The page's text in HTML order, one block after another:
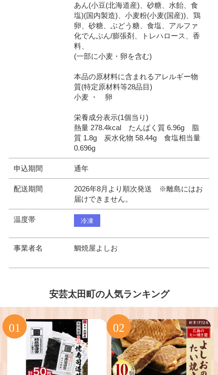
あん(小豆(北海道産)、砂糖、水飴、食
塩)(国内製造)、小麦粉(小麦(国産))、鶏
卵、砂糖、ぶどう糖、食塩、アルファ
化でんぷん/膨張剤、トレハロース、香
料、
(一部に小麦・卵を含む)
本品の原材料に含まれるアレルギー物
質(特定原材料等28品目)
小麦 ・ 卵
栄養成分表示(1個当り)
熱量 278.4kcal たんぱく質 6.96g 脂
質 1.8g 炭水化物 58.44g 食塩相当量
0.696g
申込期間 通年
配送期間
2026年8月より順次発送 ※離島にはお
届けできません。
温度帯 冷凍
事業者名 鯛焼屋よしお
安芸太田町の人気ランキング